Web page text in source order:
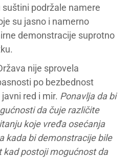
podržale namere
su jasno i namerno
demonstracije suprotno
nije sprovela
po bezbednost
red i mir. Ponavlja da bi
da čuje različite
koje vređa osećanja
kada bi demonstracije bile
kad postoji mogućnost da